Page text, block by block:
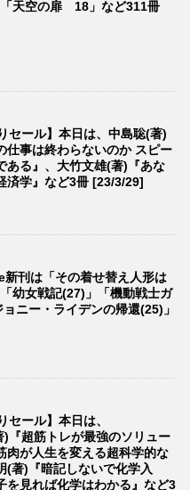
天空の扉 18」など311冊
セール】本日は、中島聡(著)
仕事は終わらないのか スピー
ある』、大竹文雄(著)『あな
済学』など3冊 [23/3/29]
刊は「その着せ替え人形は
幼女戦記(27)」「機動戦士ガ
ニー・ライデンの帰還(25)」
セール】本日は、
超筋トレが最強のソリュー
が人生を変える超科学的な
(著)『暗記しないで化学入
見れば化学はわかる』など3